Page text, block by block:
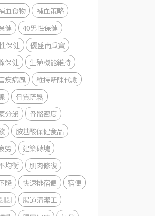
血食物
補血策略
健
40男性保健
保健
優盛南瓜寶
保健
生殖機能維持
疾病風
維持新陳代謝
骨質疏鬆
分泌
骨骼密度
胺基酸保健食品
勞
建築磚塊
均衡
肌肉修復
降
快速排宿便
宿便
悶
腸道清潔工